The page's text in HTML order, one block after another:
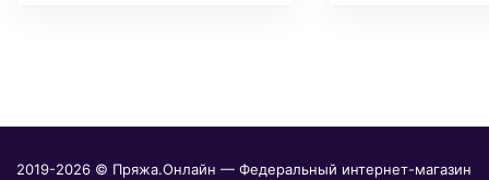
2019-2026 © Пряжа.Онлайн — Федеральный интернет-магазин